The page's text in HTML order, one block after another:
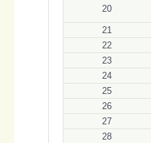
20
21
22
23
24
25
26
27
28